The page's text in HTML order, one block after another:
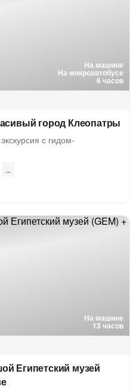
На машине
На микроавтобусе
6 часов
город Клеопатры
с гидом-
На машине
13 часов
Египетский музей